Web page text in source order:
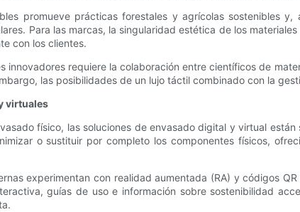
promueve prácticas forestales y agrícolas sostenibles
Para las marcas, la singularidad estética de los
con los clientes.
innovadores requiere la colaboración entre científicos de
las posibilidades de un lujo táctil combinado con la
virtuales
físico, las soluciones de envasado digital y virtual
o sustituir por completo los componentes físicos,
experimentan con realidad aumentada (RA) y códigos
guías de uso e información sobre sostenibilidad